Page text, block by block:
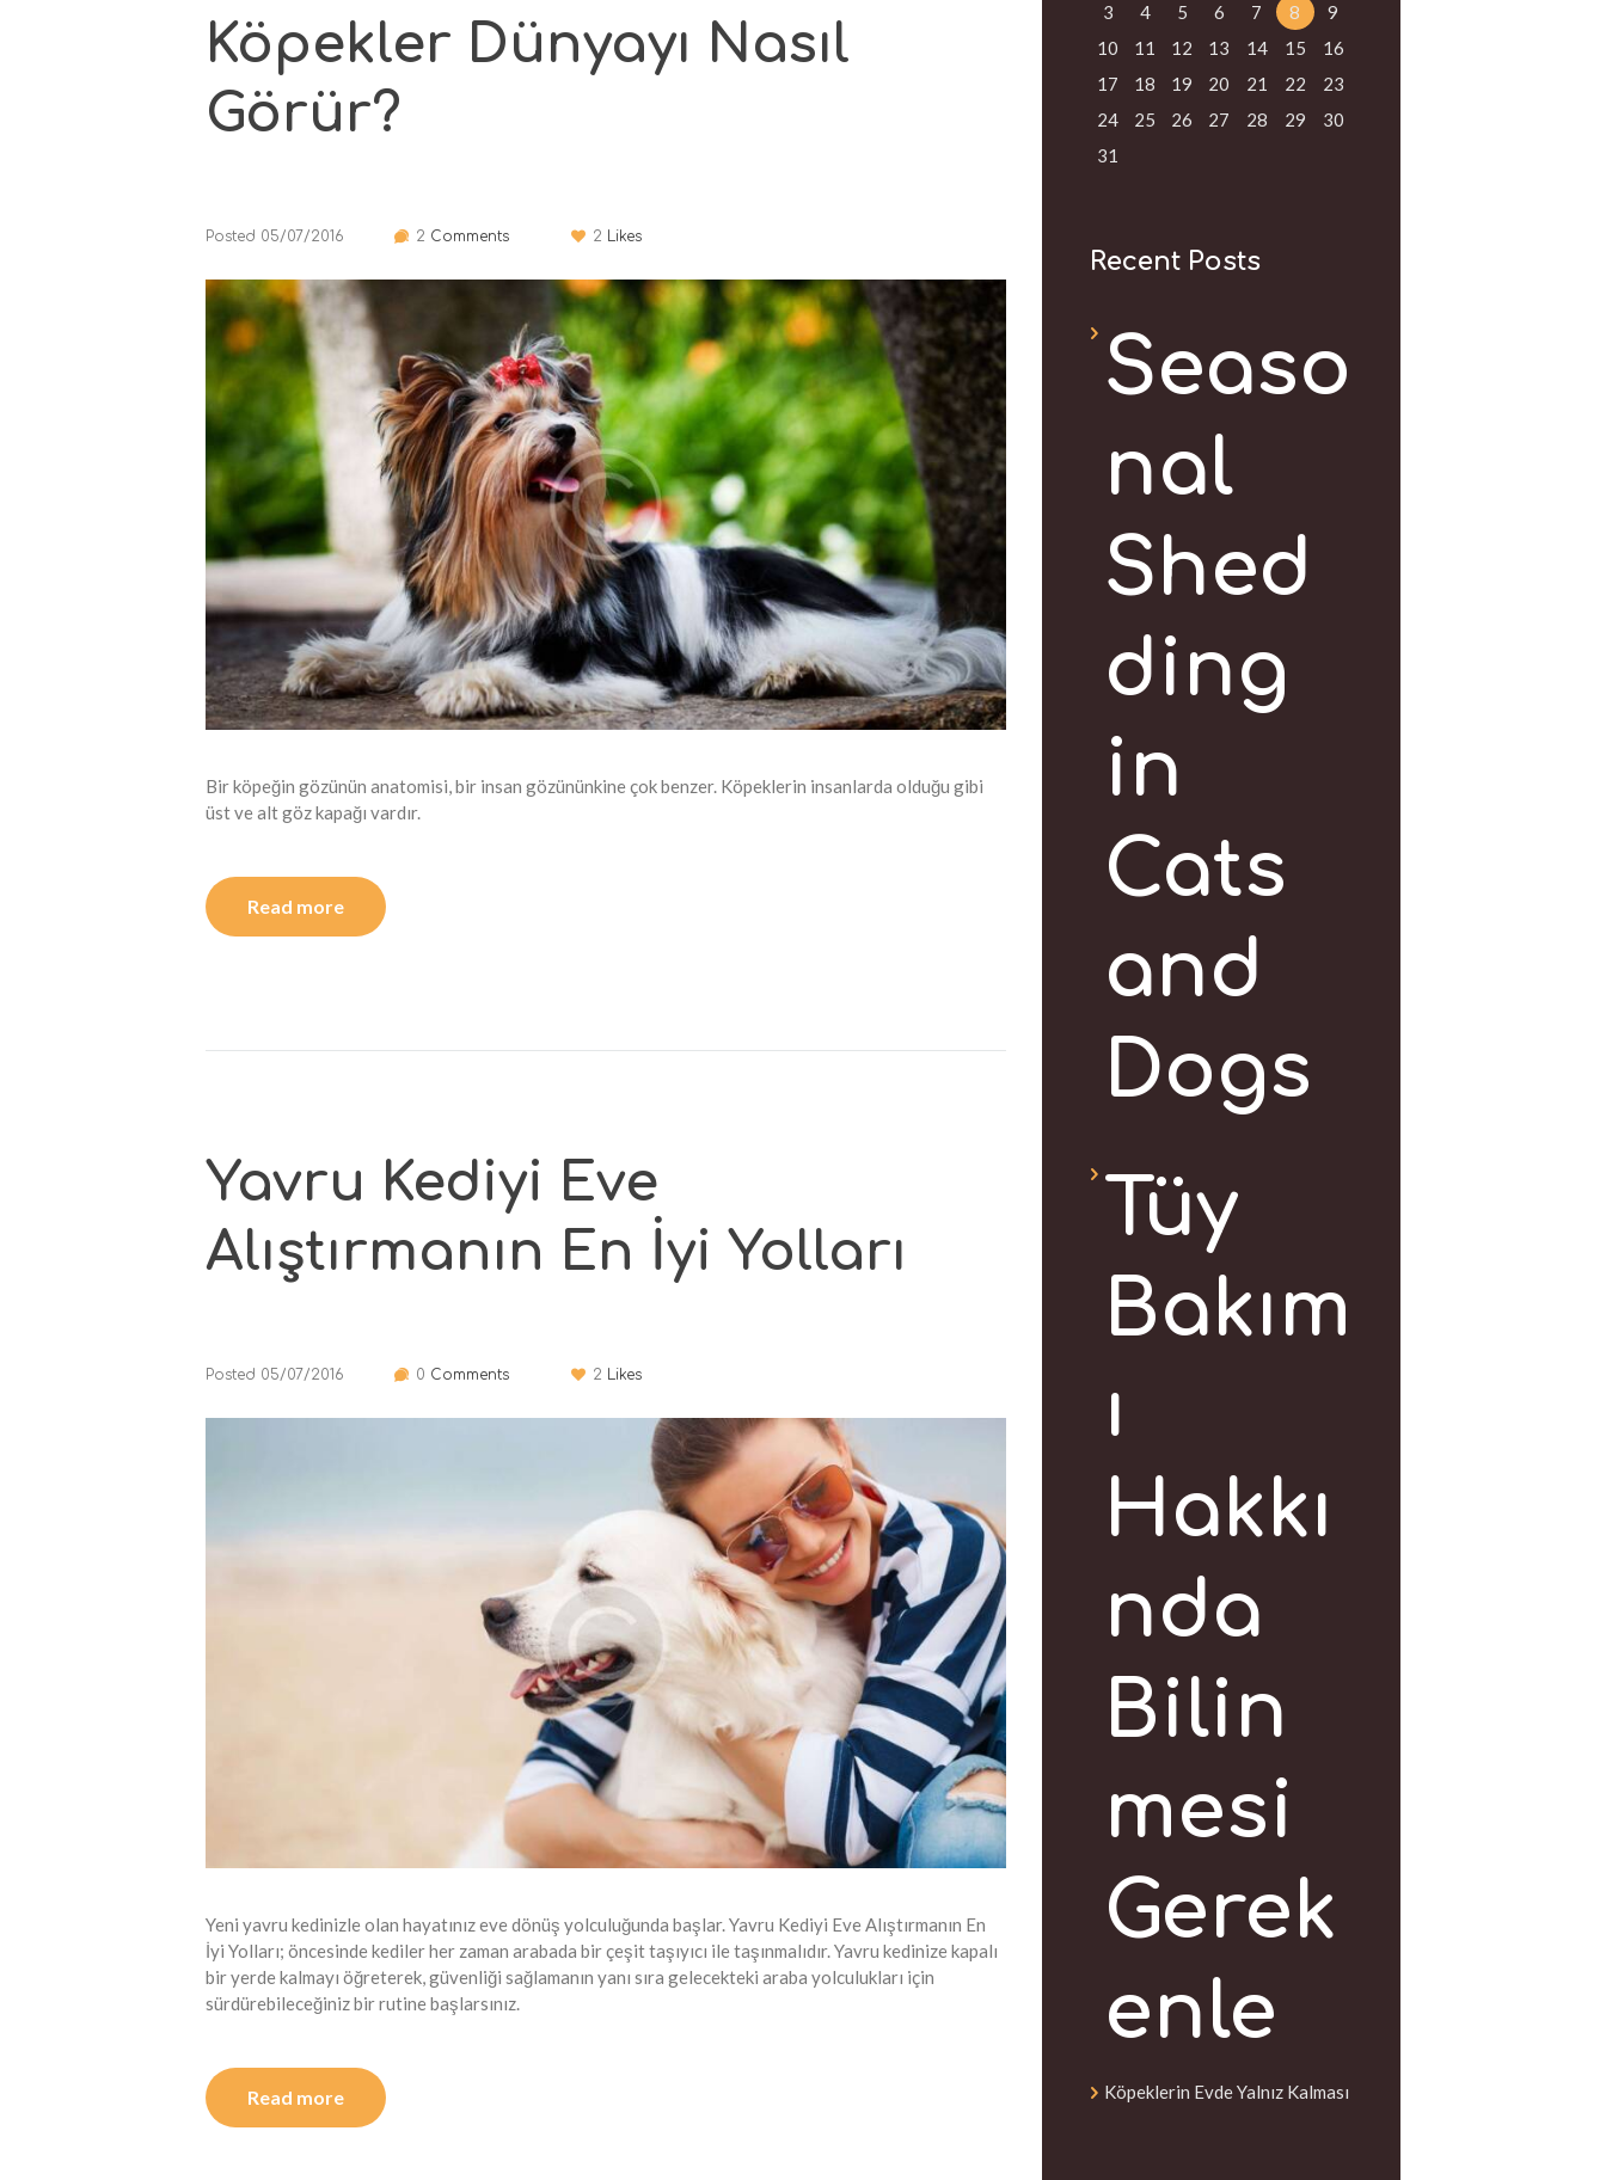
Köpekler Dünyayı Nasıl
Görür?
Posted 05/07/2016 2 Comments 2 Likes
Bir köpeğin gözünün anatomisi, bir insan gözününkine çok benzer. Köpeklerin insanlarda olduğu gibi
üst ve alt göz kapağı vardır.
Read more
Yavru Kediyi Eve
Alıştırmanın En İyi Yolları
Posted 05/07/2016 0 Comments 2 Likes
Yeni yavru kedinizle olan hayatınız eve dönüş yolculuğunda başlar. Yavru Kediyi Eve Alıştırmanın En
İyi Yolları; öncesinde kediler her zaman arabada bir çeşit taşıyıcı ile taşınmalıdır. Yavru kedinize kapalı
bir yerde kalmayı öğreterek, güvenliği sağlamanın yanı sıra gelecekteki araba yolculukları için
sürdürebileceğiniz bir rutine başlarsınız.
Read more
3
4 5 6 7 8
9
10
11 12 13 14 15
16
17
18 19 20 21 22
23
24
25 26 27 28 29
30
31
Recent Posts
Seaso
nal
Shed
ding
in
Cats
and
Dogs
Tüy
Bakım
ı
Hakkı
nda
Bilin
mesi
Gerek
enle
Köpeklerin Evde Yalnız Kalması